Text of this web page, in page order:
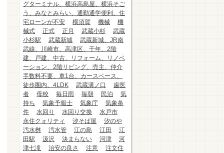
グターミナル、横浜高島屋、横浜そご
う、みなとみらい、通勤通学便利、住
宅ローンが不安
横須賀 機械
機
械式
正式 正月 武蔵小杉
武蔵
小杉駅
武蔵新城
武蔵新城、JR南
武線、川崎市、高津区、千年、2階
建、戸建、中古、リフォーム、リノベ
ーション、2階リビング、売主、仲介
手数料不要、車1台、カースペース、
徒歩圏内、4LDK
武蔵溝ノ口
歯医
者
母校 毎日雨 毎朝 民泊
気
持ち
気象予報士 気象庁
気象条
件
水回り 水回り交換
水戸市
永住クォリティ
汐そば屋
汐のや
汚水桝
汚水管 江の島 江田
江
田駅
汲沢 決まらない 河津
河
津七滝
治安の良さ 注意
注文住